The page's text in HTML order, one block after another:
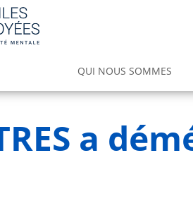
Main
navigation
QUI NOUS SOMMES
a